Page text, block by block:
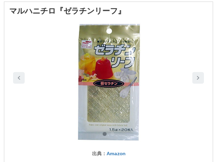
マルハニチロ『ゼラチンリーフ』
出典： Amazon